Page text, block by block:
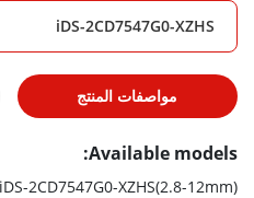
for efficient installation
iDS-2CD7547G0-XZHS
مواصفات المنتج
Available models:
iDS-2CD7547G0-XZHS(2.8-12mm)